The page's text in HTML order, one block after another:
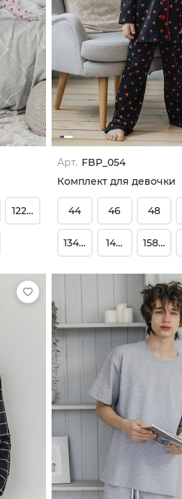
122-128
Арт. FBP_054
Комплект для девочки
44 46 48
134-140 146-152 158-164